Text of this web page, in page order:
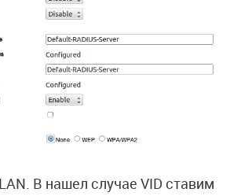
В нашел случае VID ставим